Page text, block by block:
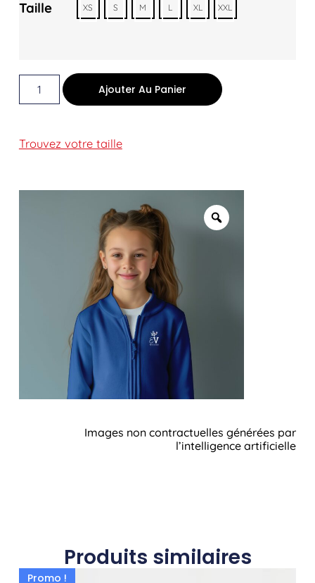
Taille XS S M L XL XXL
Ajouter Au Panier
Trouvez votre taille
Images non contractuelles générées par
l’intelligence artificielle
Produits similaires
Promo !